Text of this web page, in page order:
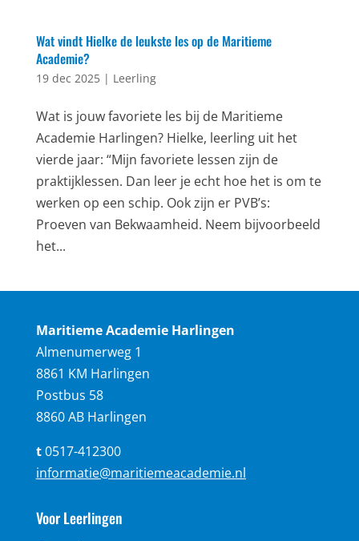
Wat vindt Hielke de leukste les op de Maritieme
Academie?
19 dec 2025| Leerling
Wat is jouw favoriete les bij de Maritieme
Academie Harlingen? Hielke, leerling uit het
vierde jaar: “Mijn favoriete lessen zijn de
praktijklessen. Dan leer je echt hoe het is om te
werken op een schip. Ook zijn er PVB’s:
Proeven van Bekwaamheid. Neem bijvoorbeeld
het...
Maritieme Academie Harlingen
Almenumerweg 1
8861 KM Harlingen
Postbus 58
8860 AB Harlingen
t0517-412300
informatie@maritiemeacademie.nl
Voor Leerlingen